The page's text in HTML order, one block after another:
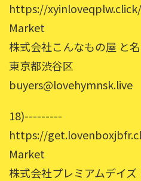
https://xyinloveqplw.click/
Market
株式会社こんなもの屋 と
東京都渋谷区
buyers@lovehymnsk.live
18)---------
https://
Market
株式会社プレミアムデイズ